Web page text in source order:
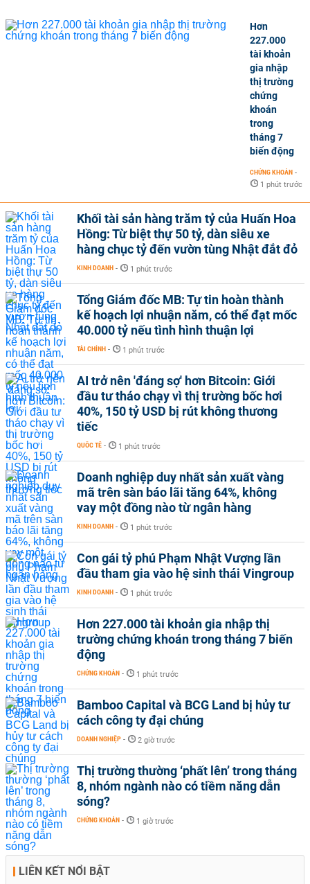
Hơn
227.000
tài khoản
gia nhập
thị trường
chứng
khoán
trong
tháng 7
biến động
CHỨNG KHOÁN -
1 phút trước
Khối tài sản hàng trăm tỷ của Huấn Hoa
Hồng: Từ biệt thự 50 tỷ, dàn siêu xe
hàng chục tỷ đến vườn tùng Nhật đắt đỏ
KINH DOANH - 1 phút trước
Tổng Giám đốc MB: Tự tin hoàn thành
kế hoạch lợi nhuận năm, có thể đạt mốc
40.000 tỷ nếu tình hình thuận lợi
TÀI CHÍNH - 1 phút trước
AI trở nên 'đáng sợ' hơn Bitcoin: Giới
đầu tư tháo chạy vì thị trường bốc hơi
40%, 150 tỷ USD bị rút không thương
tiếc
QUỐC TẾ - 1 phút trước
Doanh nghiệp duy nhất sản xuất vàng
mã trên sàn báo lãi tăng 64%, không
vay một đồng nào từ ngân hàng
KINH DOANH - 1 phút trước
Con gái tỷ phú Phạm Nhật Vượng lần
đầu tham gia vào hệ sinh thái Vingroup
KINH DOANH - 1 phút trước
Hơn 227.000 tài khoản gia nhập thị
trường chứng khoán trong tháng 7 biến
động
CHỨNG KHOÁN - 1 phút trước
Bamboo Capital và BCG Land bị hủy tư
cách công ty đại chúng
DOANH NGHIỆP - 2 giờ trước
Thị trường thường ‘phất lên’ trong tháng
8, nhóm ngành nào có tiềm năng dẫn
sóng?
CHỨNG KHOÁN - 1 giờ trước
LIÊN KẾT NỔI BẬT